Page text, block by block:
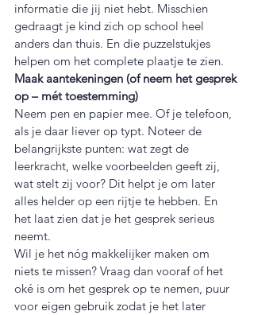
informatie die jij niet hebt. Misschien
gedraagt je kind zich op school heel
anders dan thuis. En die puzzelstukjes
helpen om het complete plaatje te zien.
Maak aantekeningen (of neem het gesprek
op – mét toestemming)
Neem pen en papier mee. Of je telefoon,
als je daar liever op typt. Noteer de
belangrijkste punten: wat zegt de
leerkracht, welke voorbeelden geeft zij,
wat stelt zij voor? Dit helpt je om later
alles helder op een rijtje te hebben. En
het laat zien dat je het gesprek serieus
neemt.
Wil je het nóg makkelijker maken om
niets te missen? Vraag dan vooraf of het
oké is om het gesprek op te nemen, puur
voor eigen gebruik zodat je het later